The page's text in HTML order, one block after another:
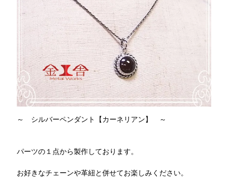
～ シルバーペンダント【カーネリアン】 ～
パーツの１点から製作しております。
お好きなチェーンや革紐と併せてお楽しみください。